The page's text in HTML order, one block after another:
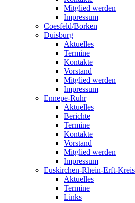
Mitglied werden
Impressum
Coesfeld/Borken
Duisburg
Aktuelles
Termine
Kontakte
Vorstand
Mitglied werden
Impressum
Ennepe-Ruhr
Aktuelles
Berichte
Termine
Kontakte
Vorstand
Mitglied werden
Impressum
Euskirchen-Rhein-Erft-Kreis
Aktuelles
Termine
Links